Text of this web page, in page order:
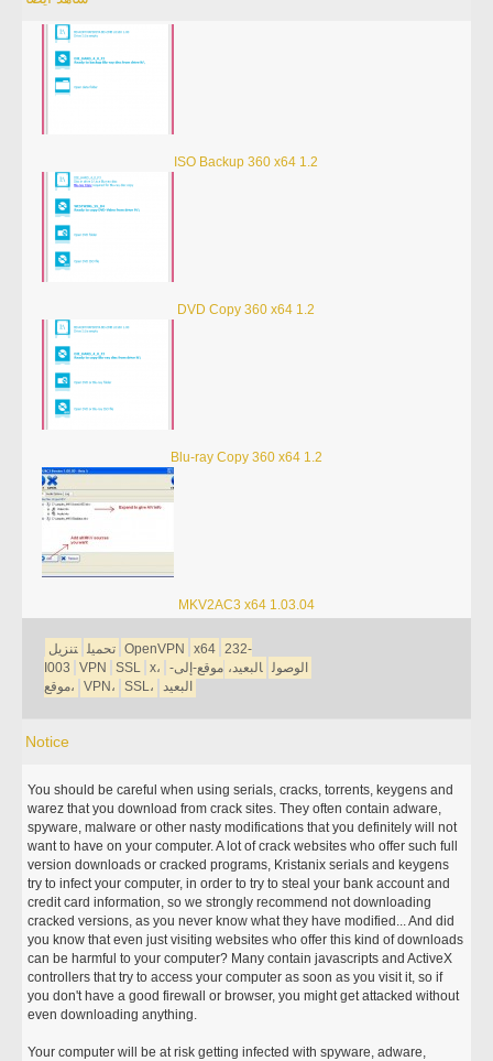
ISO Backup 360 x64 1.2
DVD Copy 360 x64 1.2
Blu-ray Copy 360 x64 1.2
MKV2AC3 x64 1.03.04
تحميل تنزيل OpenVPN x64 232-
I003
VPN SSL x، الوصول البعيد، موقع-إلى-
موقع،
VPN، SSL، البعيد
Notice
You should be careful when using serials, cracks, torrents, keygens and
warez that you download from crack sites. They often contain adware,
spyware, malware or other nasty modifications that you definitely will not
want to have on your computer. A lot of crack websites who offer such full
version downloads or cracked programs, Kristanix serials and keygens
try to infect your computer, in order to try to steal your bank account and
credit card information, so we strongly recommend not downloading
cracked versions, as you never know what they have modified... And did
you know that even just visiting websites who offer this kind of downloads
can be harmful to your computer? Many contain javascripts and ActiveX
controllers that try to access your computer as soon as you visit it, so if
you don't have a good firewall or browser, you might get attacked without
even downloading anything.
Your computer will be at risk getting infected with spyware, adware,